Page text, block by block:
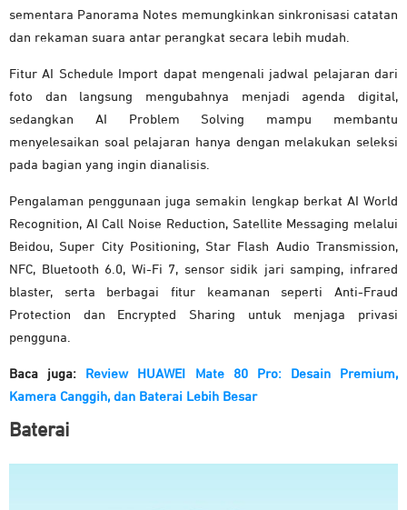
sementara Panorama Notes memungkinkan sinkronisasi catatan
dan rekaman suara antar perangkat secara lebih mudah.
Fitur AI Schedule Import dapat mengenali jadwal pelajaran dari
foto dan langsung mengubahnya menjadi agenda digital,
sedangkan AI Problem Solving mampu membantu
menyelesaikan soal pelajaran hanya dengan melakukan seleksi
pada bagian yang ingin dianalisis.
Pengalaman penggunaan juga semakin lengkap berkat AI World
Recognition, AI Call Noise Reduction, Satellite Messaging melalui
Beidou, Super City Positioning, Star Flash Audio Transmission,
NFC, Bluetooth 6.0, Wi-Fi 7, sensor sidik jari samping, infrared
blaster, serta berbagai fitur keamanan seperti Anti-Fraud
Protection dan Encrypted Sharing untuk menjaga privasi
pengguna.
Baca juga: Review HUAWEI Mate 80 Pro: Desain Premium,
Kamera Canggih, dan Baterai Lebih Besar
Baterai